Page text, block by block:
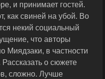
и принимает гостей.
как свиней на убой. Во
некий социальный
что авторы
Миядзаки, в частности
о сюжете
сложно. Лучше